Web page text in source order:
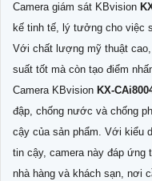
Camera giám sát KBvision
kế tinh tế, lý tưởng cho việc
Với chất lượng mỹ thuật
suất tốt mà còn tạo điểm
Camera KBvision KX-
đập, chống nước và chống
cậy của sản phẩm. Với kiểu
tin cậy, camera này đáp ứng
nhà hàng và khách sạn, nơi